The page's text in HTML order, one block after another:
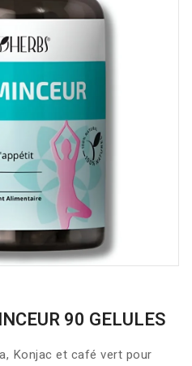
90 GELULES
Konjac et café vert pour